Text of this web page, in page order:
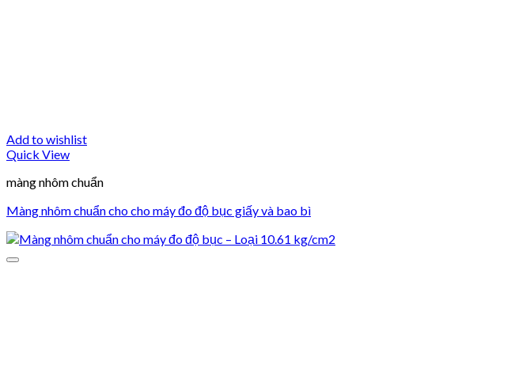
Add to wishlist
Quick View
màng nhôm chuẩn
Màng nhôm chuẩn cho cho máy đo độ bục giấy và bao bì